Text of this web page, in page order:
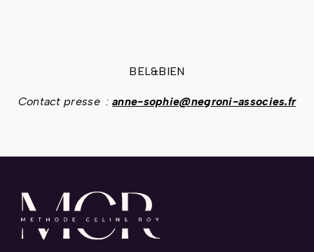
BEL&BIEN
Contact presse :anne-sophie@negroni-associes.fr